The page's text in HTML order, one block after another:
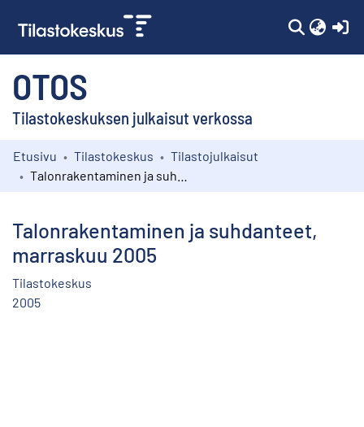
OTOS
Tilastokeskuksen julkaisut verkossa
Kokoelmat
Etusivu Tilastokeskus
Tilastojulkaisut
Talonrakentaminen ja suhdanteet,
marraskuu 2005
Tilastokeskus
2005